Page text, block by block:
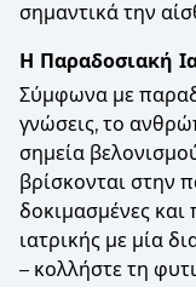
σημαντικά την
Η Παραδοσιακή
Σύμφωνα με
γνώσεις, το
σημεία
βρίσκονται στην
δοκιμασμένες και
ιατρικής με μία
– κολλήστε τη